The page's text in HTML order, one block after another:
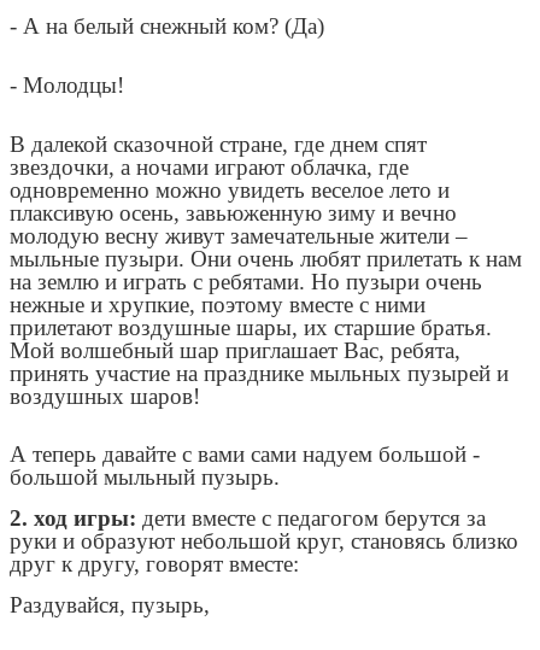
- А на белый снежный ком? (Да)
- Молодцы!
В далекой сказочной стране, где днем спят
звездочки, а ночами играют облачка, где
одновременно можно увидеть веселое лето и
плаксивую осень, завьюженную зиму и вечно
молодую весну живут замечательные жители –
мыльные пузыри. Они очень любят прилетать к нам
на землю и играть с ребятами. Но пузыри очень
нежные и хрупкие, поэтому вместе с ними
прилетают воздушные шары, их старшие братья.
Мой волшебный шар приглашает Вас, ребята,
принять участие на празднике мыльных пузырей и
воздушных шаров!
А теперь давайте с вами сами надуем большой -
большой мыльный пузырь.
2. ход игры: дети вместе с педагогом берутся за
руки и образуют небольшой круг, становясь близко
друг к другу, говорят вместе:
Раздувайся, пузырь,